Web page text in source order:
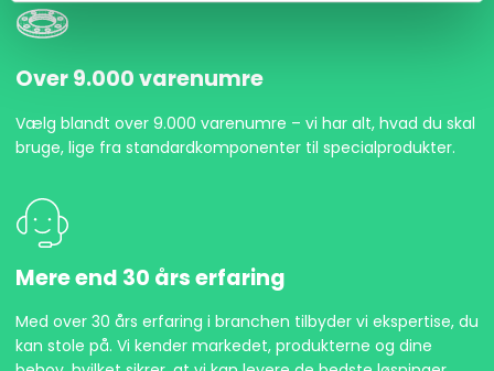
Over 9.000 varenumre
Vælg blandt over 9.000 varenumre – vi har alt, hvad du skal
bruge, lige fra standardkomponenter til specialprodukter.
Mere end 30 års erfaring
Med over 30 års erfaring i branchen tilbyder vi ekspertise, du
kan stole på. Vi kender markedet, produkterne og dine